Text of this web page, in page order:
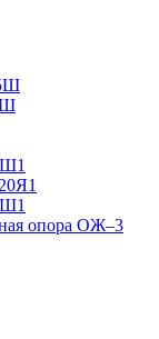
опора ОЖ–3